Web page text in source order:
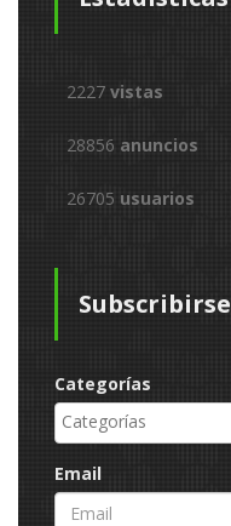
2227 vistas
28856 anuncios
26705 usuarios
Subscribirse
Categorías
Email